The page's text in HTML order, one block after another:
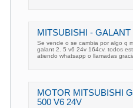
MITSUBISHI - GALANT
Se vende o se cambia por algo q
galant 2. 5 v6 24v 164cv. todos
atiendo whatsapp o llamadas
MOTOR MITSUBISHI
500 V6 24V